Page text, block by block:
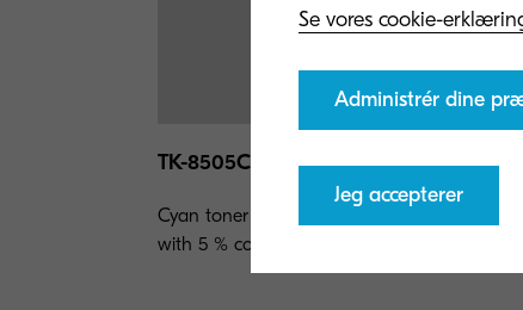
TK-8505C
Cyan toner yield 20,000 pages in accordance
with 5 % coverage.
Se vores cookie-
Administrér dine
Jeg accepterer